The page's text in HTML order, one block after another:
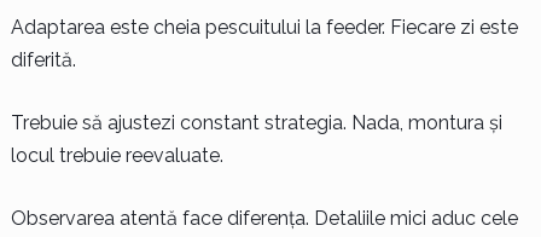
Adaptarea este cheia pescuitului la feeder. Fiecare zi este
diferită.
Trebuie să ajustezi constant strategia. Nada, montura și
locul trebuie reevaluate.
Observarea atentă face diferența. Detaliile mici aduc cele